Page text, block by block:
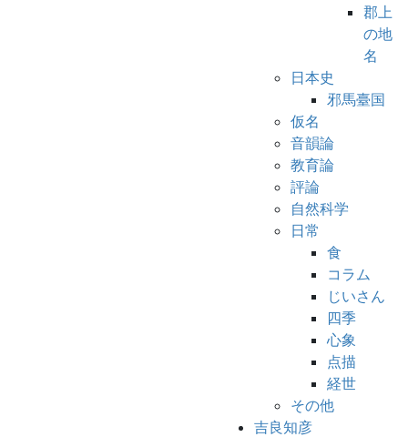
郡上
の地
名
日本史
邪馬臺国
仮名
音韻論
教育論
評論
自然科学
日常
食
コラム
じいさん
四季
心象
点描
経世
その他
吉良知彦